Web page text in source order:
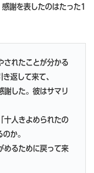
謝を表したのはたった1
れたことが分かる
返して来て、
した。彼はサマリ
人きよめられたの
か。
るために戻って来